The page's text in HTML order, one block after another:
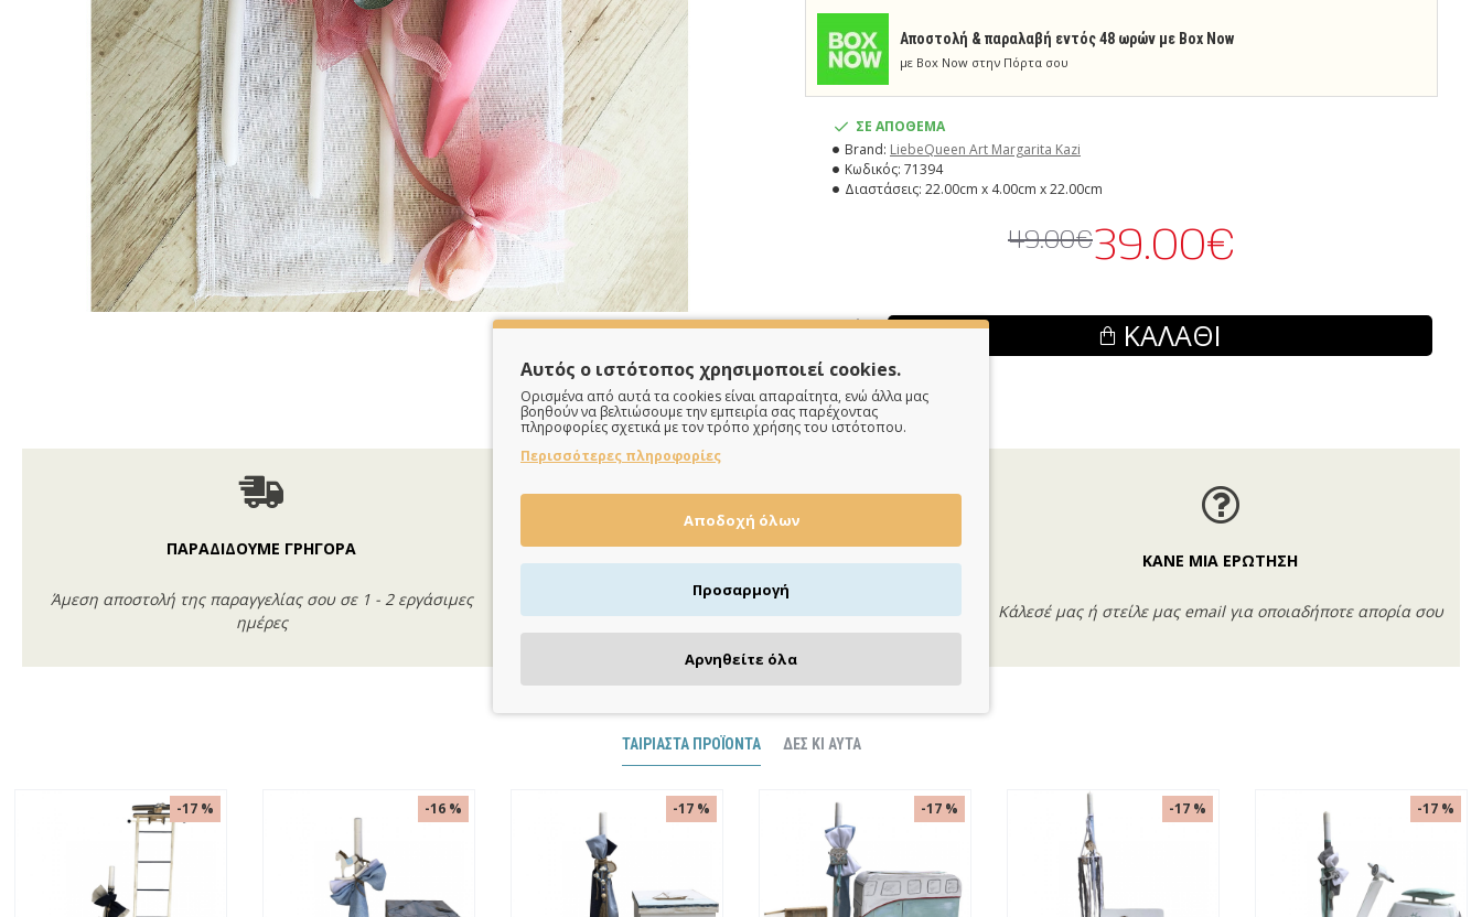
Aποστολή & παραλαβή εντός 48 ωρών με Box Now
με Box Now στην Πόρτα σου
ΣΕ ΑΠΟΘΕΜΑ
Brand: LiebeQueen Art Margarita Kazi
Κωδικός: 71394
Διαστάσεις: 22.00cm x 4.00cm x 22.00cm
39.00€
49.00€
ΚΑΛΆΘΙ
ΠΑΡΑΔΙΔΟΥΜΕ ΓΡΗΓΟΡΑ
Άμεση αποστολή της παραγγελίας σου σε 1 - 2 εργάσιμες
ημέρες
ΠΛΗΡΩΝΕΙΣ ΟΠΩΣ ΘΕΣ ΚΑΝΕ ΜΙΑ ΕΡΩΤΗΣΗ
Κάλεσέ μας ή στείλε μας email για οποιαδήποτε απορία σου
ΤΑΙΡΙΑΣΤΆ ΠΡΟΪΌΝΤΑ ΔΕΣ ΚΙ ΑΥΤΆ
-17 % -16 % -17 % -17 % -17 % -17 %
Αυτός ο ιστότοπος χρησιμοποιεί cookies.
Ορισμένα από αυτά τα cookies είναι απαραίτητα, ενώ άλλα μας
βοηθούν να βελτιώσουμε την εμπειρία σας παρέχοντας
πληροφορίες σχετικά με τον τρόπο χρήσης του ιστότοπου.
Περισσότερες πληροφορίες
Αποδοχή όλων
Προσαρμογή
Αρνηθείτε όλα